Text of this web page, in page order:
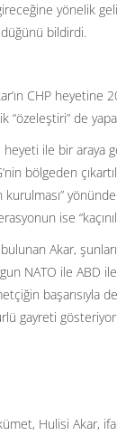
yönelik
bildirdi.
CHP heyetine
“özeleştiri” de
ile bir araya
bölgeden
ise
Akar,
NATO ile ABD
gayreti
, Hulisi Akar,